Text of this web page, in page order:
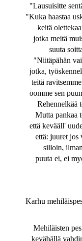
"Lausuisitte
"Kuka haastaa
keitä olettekaan
jotka meitä
suuta
"Niitäpähän vain
jotka,
teitä ravitsemme.
oomme sen puun
Rehennelkää
Mutta pankaa
että kevääll'
että: juuret jos
silloin, ilman
puuta ei, ei
Karhu
Mehiläisten
kevähällä